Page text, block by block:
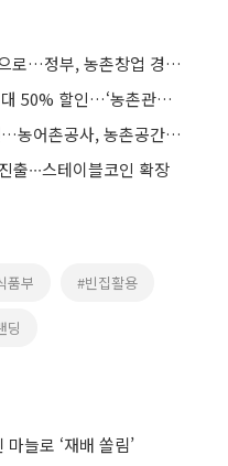
농촌 빈집·체험·특산물까지 창업으로…정부, 농촌창업 경진대회 개최
매달 둘째 주 농촌으로 떠나면 최대 50% 할인…‘농촌관광 가는 주간’ 연중 운영
난개발 막고 삶터·일터·쉼터 재편…농어촌공사, 농촌공간 전담TF 확대
∙∙∙스테이블코인 확장
품부 #빈집활용
딩
늘로 ‘재배 쏠림’